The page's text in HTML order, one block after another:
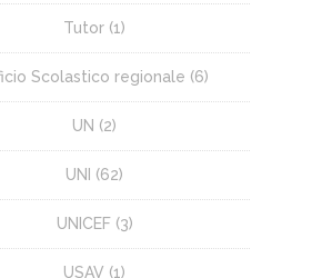
Tutor (1)
Scolastico regionale (6)
UN (2)
UNI (62)
UNICEF(3)
USAV (1)